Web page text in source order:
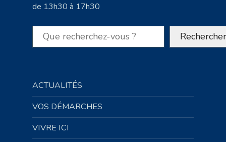
de 13h30 à 17h30
Rechercher Rechercher
ACTUALITÉS
VOS DÉMARCHES
VIVRE ICI